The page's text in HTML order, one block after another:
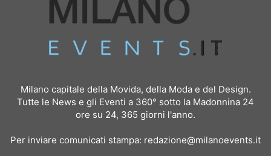
Milano capitale della Movida, della Moda e del Design.
Tutte le News e gli Eventi a 360° sotto la Madonnina 24
ore su 24, 365 giorni l'anno.
Per inviare comunicati stampa: redazione@milanoevents.it